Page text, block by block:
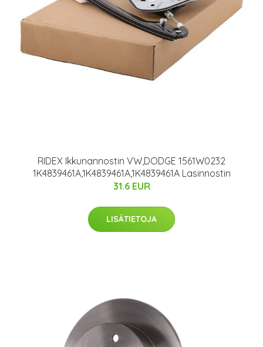
RIDEX Ikkunannostin VW,DODGE 1561W0232
1K4839461A,1K4839461A,1K4839461A Lasinnostin
31.6 EUR
LISÄTIETOJA